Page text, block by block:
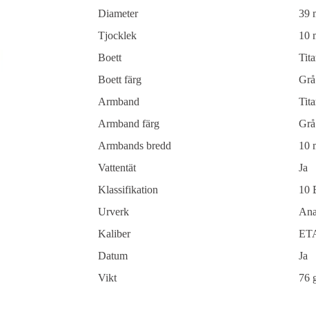
Diameter
39
Tjocklek
10
Boett
Boett färg
Grå
Armband
Armband färg
Grå
Armbands bredd
10
Vattentät
Ja
Klassifikation
10
Urverk
Kaliber
Datum
Ja
Vikt
76